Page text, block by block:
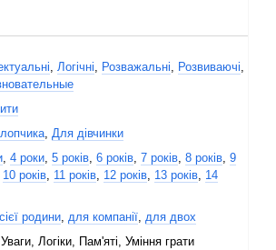
, Логічні, Розважальні, Розвиваючі,
, Для дівчинки
, 4 роки, 5 років, 6 років, 7 років, 8 років, 9
10 років, 11 років, 12 років, 13 років, 14
родини, для компанії, для двох
Логіки, Пам'яті, Уміння грати